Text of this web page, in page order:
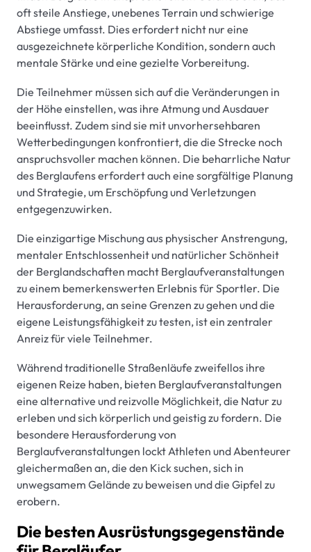
oft steile Anstiege, unebenes Terrain und schwierige
Abstiege umfasst. Dies erfordert nicht nur eine
ausgezeichnete körperliche Kondition, sondern auch
mentale Stärke und eine gezielte Vorbereitung.
Die Teilnehmer müssen sich auf die Veränderungen in
der Höhe einstellen, was ihre Atmung und Ausdauer
beeinflusst. Zudem sind sie mit unvorhersehbaren
Wetterbedingungen konfrontiert, die die Strecke noch
anspruchsvoller machen können. Die beharrliche Natur
des Berglaufens erfordert auch eine sorgfältige Planung
und Strategie, um Erschöpfung und Verletzungen
entgegenzuwirken.
Die einzigartige Mischung aus physischer Anstrengung,
mentaler Entschlossenheit und natürlicher Schönheit
der Berglandschaften macht Berglaufveranstaltungen
zu einem bemerkenswerten Erlebnis für Sportler. Die
Herausforderung, an seine Grenzen zu gehen und die
eigene Leistungsfähigkeit zu testen, ist ein zentraler
Anreiz für viele Teilnehmer.
Während traditionelle Straßenläufe zweifellos ihre
eigenen Reize haben, bieten Berglaufveranstaltungen
eine alternative und reizvolle Möglichkeit, die Natur zu
erleben und sich körperlich und geistig zu fordern. Die
besondere Herausforderung von
Berglaufveranstaltungen lockt Athleten und Abenteurer
gleichermaßen an, die den Kick suchen, sich in
unwegsamem Gelände zu beweisen und die Gipfel zu
erobern.
Die besten Ausrüstungsgegenstände